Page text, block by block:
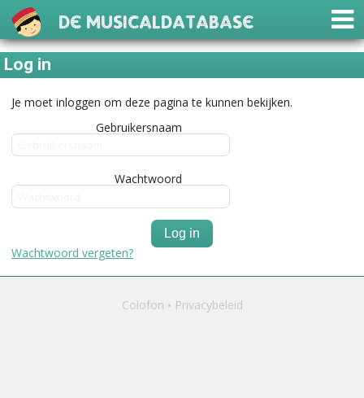
De Musicaldatabase
Log in
Je moet inloggen om deze pagina te kunnen bekijken.
Gebruikersnaam
Wachtwoord
Log in
Wachtwoord vergeten?
Colofon Privacybeleid